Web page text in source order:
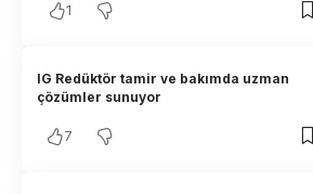
1
IG Redüktör tamir ve bakımda uzman
çözümler sunuyor
7